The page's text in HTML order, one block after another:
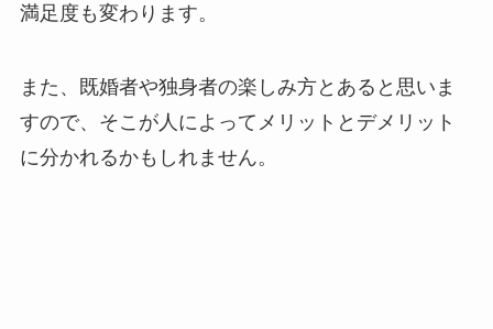
満足度も変わります。
また、既婚者や独身者の楽しみ方とあると思いま
すので、そこが人によってメリットとデメリット
に分かれるかもしれません。